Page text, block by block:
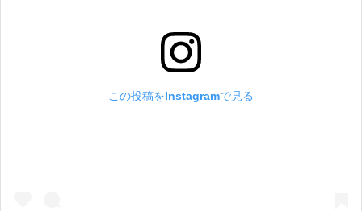
この投稿をInstagramで見る